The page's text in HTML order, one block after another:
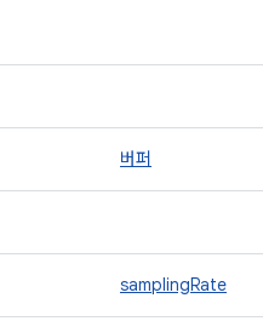
버퍼
samplingRate